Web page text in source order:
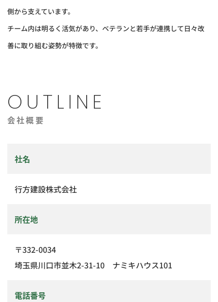
側から支えています。
チーム内は明るく活気があり、ベテランと若手が連携して日々改
善に取り組む姿勢が特徴です。
OUTLINE
会社概要
社名
行方建設株式会社
所在地
〒332-0034
埼玉県川口市並木2-31-10 ナミキハウス101
電話番号